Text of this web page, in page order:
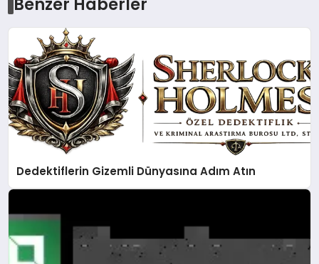
Dedektiflerin Gizemli Dünyasına Adım Atın